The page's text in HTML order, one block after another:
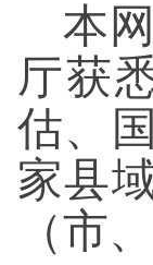
本
厅获
估、
家县
（市